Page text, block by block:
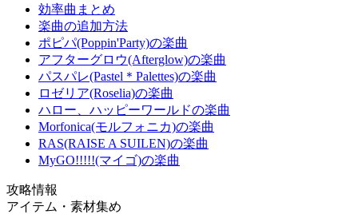
効率曲まとめ
楽曲の追加方法
ポピパ(Poppin'Party)の楽曲
アフターグロウ(Afterglow)の楽曲
パスパレ(Pastel＊Palettes)の楽曲
ロゼリア(Roselia)の楽曲
ハロー、ハッピーワールドの楽曲
Morfonica(モルフォニカ)の楽曲
RAS(RAISE A SUILEN)の楽曲
MyGO!!!!!(マイゴ)の楽曲
攻略情報
アイテム・素材集め